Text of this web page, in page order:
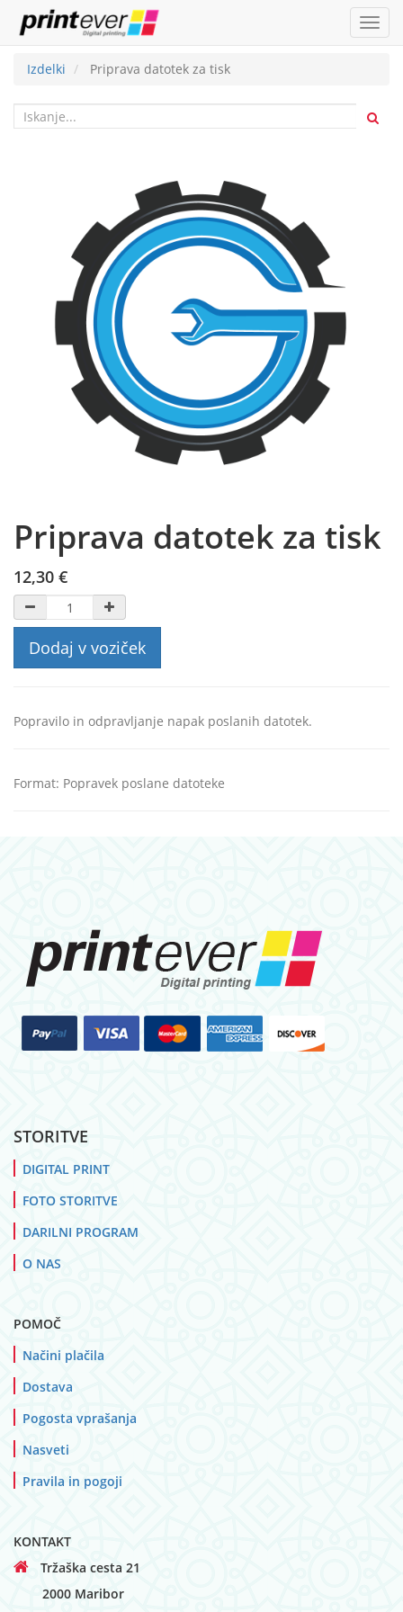
Izdelki
Priprava datotek za tisk
Priprava datotek za tisk
12,30 €
Dodaj v voziček
Popravilo in odpravljanje napak poslanih datotek.
Format: Popravek poslane datoteke
STORITVE
DIGITAL PRINT
FOTO STORITVE
DARILNI PROGRAM
O NAS
POMOČ
Načini plačila
Dostava
Pogosta vprašanja
Nasveti
Pravila in pogoji
KONTAKT
Tržaška cesta 21
2000 Maribor